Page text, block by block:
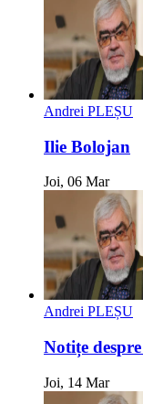
Andrei PLEȘU
Ilie Bolojan
Joi, 06 Mar
Andrei PLEȘU
Notițe
Joi, 14 Mar